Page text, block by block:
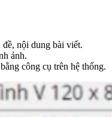
nội dung bài viết.
ảnh.
công cụ trên hệ thống.